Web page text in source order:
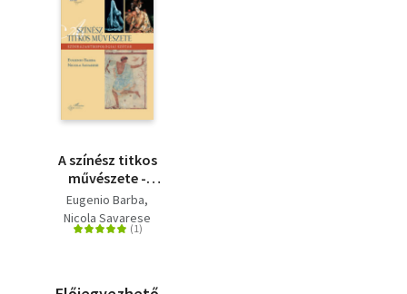
A színész titkos
művészete -
Színházantropológiai
szótár
Eugenio Barba
Nicola Savarese